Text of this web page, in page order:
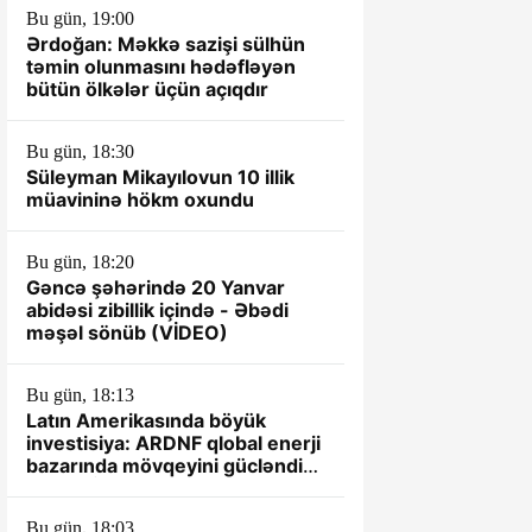
Bu gün, 19:00
Ərdoğan: Məkkə sazişi sülhün
təmin olunmasını hədəfləyən
bütün ölkələr üçün açıqdır
Bu gün, 18:30
Süleyman Mikayılovun 10 illik
müavininə hökm oxundu
Bu gün, 18:20
Gəncə şəhərində 20 Yanvar
abidəsi zibillik içində - Əbədi
məşəl sönüb (VİDEO)
Bu gün, 18:13
Latın Amerikasında böyük
investisiya: ARDNF qlobal enerji
bazarında mövqeyini gücləndirir
Bu gün, 18:03